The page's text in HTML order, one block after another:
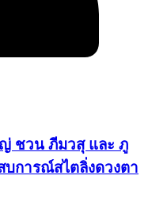
ญ่ ชวน ภีมวสุ และ ภู
บการณ์สไตลิ่งดวงตา